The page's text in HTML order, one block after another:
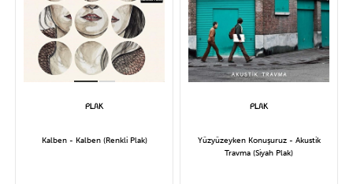
Kalben - Kalben (Renkli Plak)
Yüzyüzeyken Konuşuruz - Akustik
Travma (Siyah Plak)